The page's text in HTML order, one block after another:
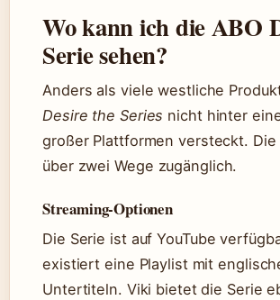
Wo kann ich die ABO
Serie sehen?
Anders als viele westliche
Desire the Series nicht hinter
großer Plattformen versteckt. Die
über zwei Wege zugänglich.
Streaming-Optionen
Die Serie ist auf YouTube
existiert eine Playlist mit
Untertiteln. Viki bietet die Serie